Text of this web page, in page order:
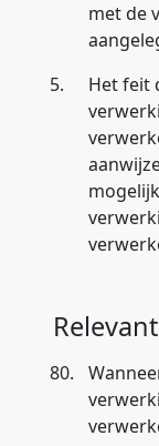
met de
5.
Het feit
80.